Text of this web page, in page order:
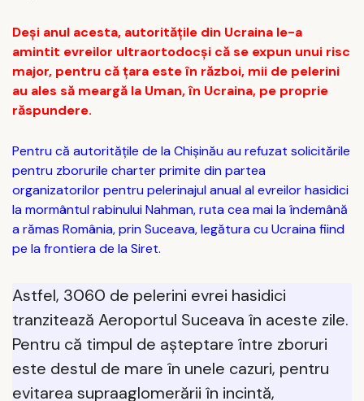
Deşi anul acesta, autorităţile din Ucraina le-a
amintit evreilor ultraortodocşi că se expun unui risc
major, pentru că ţara este în război, mii de pelerini
au ales să meargă la Uman, în Ucraina, pe proprie
răspundere.
Pentru că autoritățile de la Chișinău au refuzat solicitările
pentru zborurile charter primite din partea
organizatorilor pentru pelerinajul anual al evreilor hasidici
la mormântul rabinului Nahman, ruta cea mai la îndemână
a rămas România, prin Suceava, legătura cu Ucraina fiind
pe la frontiera de la Siret.
Astfel, 3060 de pelerini evrei hasidici
tranzitează Aeroportul Suceava în aceste zile.
Pentru că timpul de așteptare între zboruri
este destul de mare în unele cazuri, pentru
evitarea supraaglomerării în incintă,